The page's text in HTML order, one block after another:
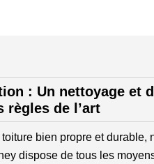
: Un nettoyage et
règles de l’art
bien propre et durable,
dispose de tous les